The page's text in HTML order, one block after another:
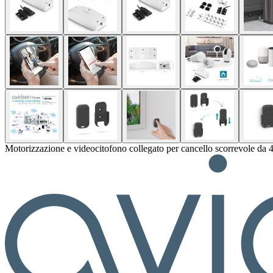
Motorizzazione e videocitofono collegato per cancello scorrevole da